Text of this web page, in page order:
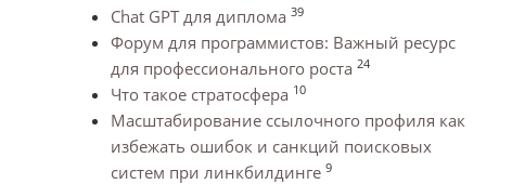
Chat GPT для диплома 39
Форум для программистов: Важный ресурс
для профессионального роста 24
Что такое стратосфера 10
Масштабирование ссылочного профиля как
избежать ошибок и санкций поисковых
систем при линкбилдинге 9